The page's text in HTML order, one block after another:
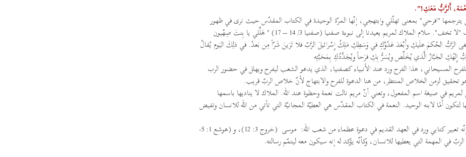
أَلرَّبُّ مَعَكِ!".
يترجمها "افرحي" بمعنى تهلّلي وابتهجي، إنّها المرّة الوحيدة في الكتاب المقدّس حيث نرى في ظهور
إلهي تستعمل هذه العبارة، عادةً نرى أكثر الدعوة إلى عدم الخوف "لا تخف". سلام الملاك لمريم يعيدنا إلى نبوءة صفنيا (صفنيا 3/ 14 – 17) " هَلِّلي يا بِنتَ صِهْيون
الرَّبُّ الحُكمَ علَيكِ وأَبْعَدَ عَدُوَّكِ في وَسَطِكِ مَلِكُ إِسْرائيلَ الرَّبّ فلا تَرَينَ شَرّاً مِن بَعدُ. في ذلِكَ اليَوم يُقالُ
إِلهُكِ الجَبَّارُ الَّذي يُخَلِّص ويُسَرُّ بِكِ فرَحاً ويُجَدِّدُكِ بِمَحَبَّتِه
المسيحاني، هذا الفرح ورد عند الأنبياء كصفنيا، الذي يدعو الشعب ليفرح ويهلل في حضور الرب
لزمن الخلاص المنتظر، من هنا الدعوة للفرح والابتهاج لأنّ خلاص الربّ قريب.
في صيغة اسم المفعول، وتعني أنّ مريم نالت نعمة وحظوة عند الله. الملاك لا يناديها باسمها
أمًا لابنه الوحيد. النعمة في الكتاب المقدّس هي العطيّة المجانيّة التي تأتي من الله للانسان وتفيض
أي يرافقك بنوعٍ خاصّ ويسهر عليك ويعضدك، إنّه تعبير كتابي ورد في العهد القديم في دعوة عظماء من شعب الله: موسى (خروج 3: 12)، و (هوشع 1: 5-